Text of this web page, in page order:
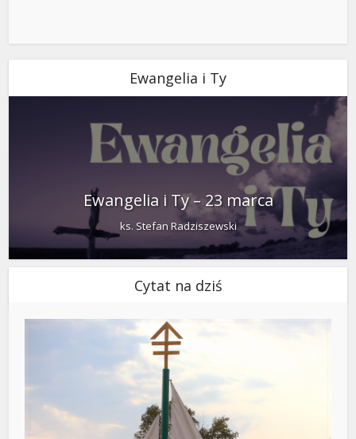
Ewangelia i Ty
Ewangelia i Ty – 23 marca
ks. Stefan Radziszewski
Cytat na dziś